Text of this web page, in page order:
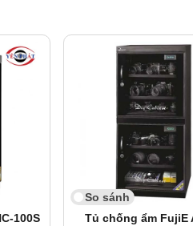
100S
So sánh
Tủ chống ẩm FujiE